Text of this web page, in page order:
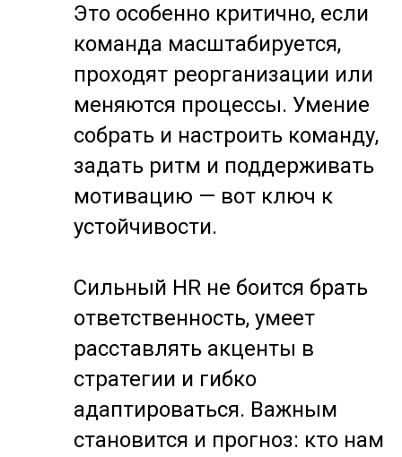
Это особенно критично, если
команда масштабируется,
проходят реорганизации или
меняются процессы. Умение
собрать и настроить команду,
задать ритм и поддерживать
мотивацию — вот ключ к
устойчивости.
Сильный HR не боится брать
ответственность, умеет
расставлять акценты в
стратегии и гибко
адаптироваться. Важным
становится и прогноз: кто нам